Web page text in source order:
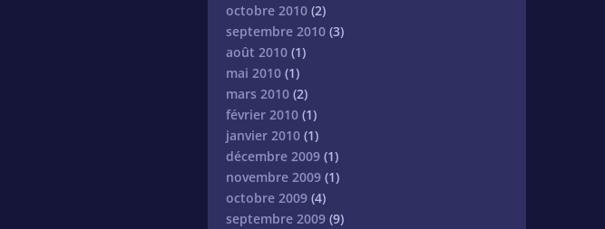
octobre 2010 (2)
septembre 2010 (3)
août 2010 (1)
mai 2010 (1)
mars 2010 (2)
février 2010 (1)
janvier 2010 (1)
décembre 2009 (1)
novembre 2009 (1)
octobre 2009 (4)
septembre 2009 (9)